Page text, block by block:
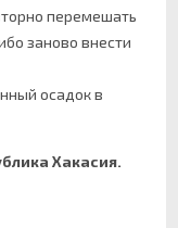
перемешать
заново внести
осадок в
Хакасия.